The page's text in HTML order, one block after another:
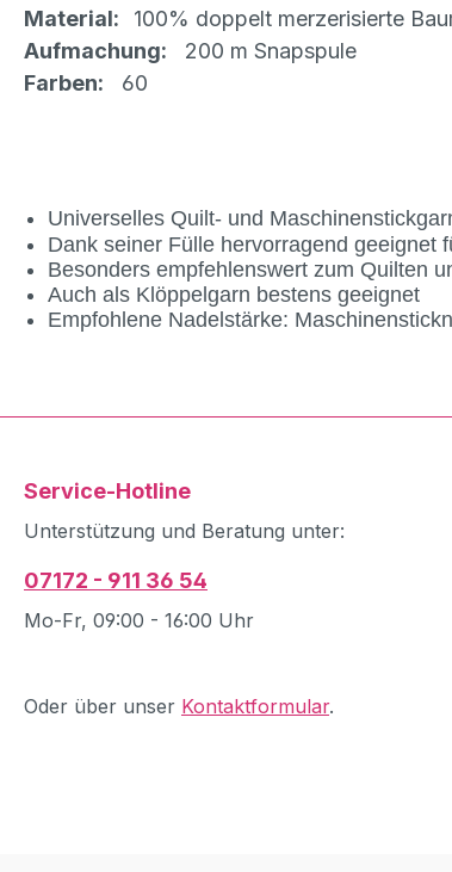
Material: 100% doppelt merzerisierte
Aufmachung: 200 m Snapspule
Farben: 60
Universelles Quilt- und
Dank seiner Fülle hervorragend geeignet
Besonders empfehlenswert zum Quilten
Auch als Klöppelgarn bestens geeignet
Empfohlene Nadelstärke:
Service-Hotline
Unterstützung und Beratung unter:
07172 - 911 36 54
Mo-Fr, 09:00 - 16:00 Uhr
Oder über unser Kontaktformular.